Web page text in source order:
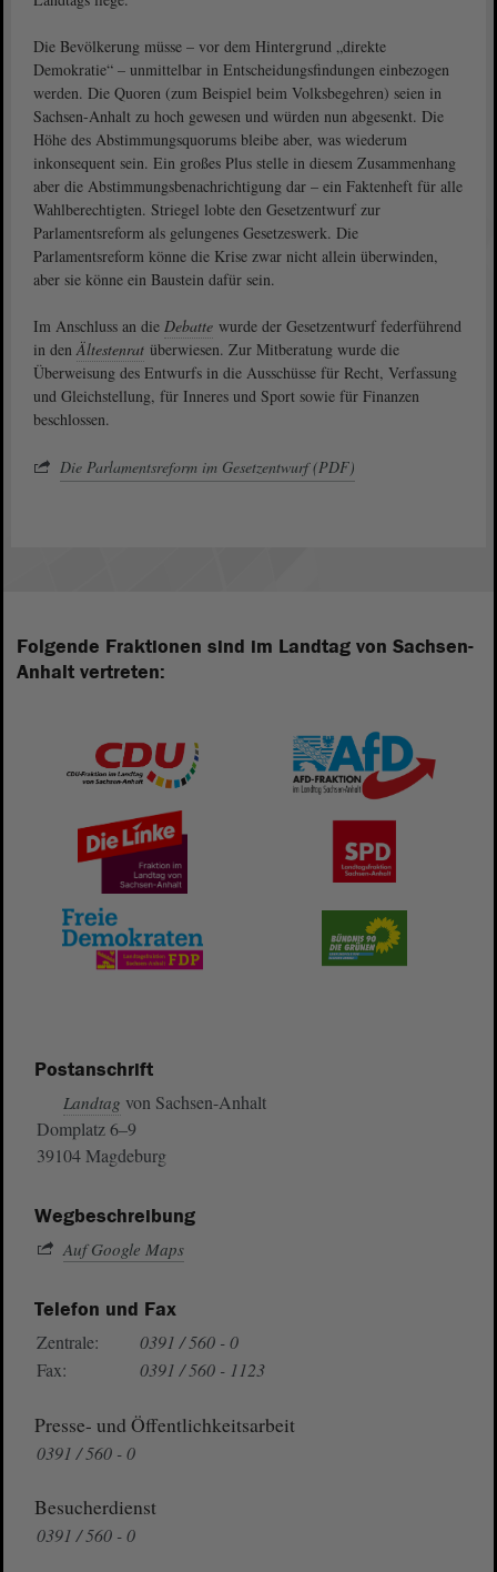
Die Bevölkerung müsse – vor dem Hintergrund „direkte
Demokratie“ – unmittelbar in Entscheidungsfindungen einbezogen
werden. Die Quoren (zum Beispiel beim Volksbegehren) seien in
Sachsen-Anhalt zu hoch gewesen und würden nun abgesenkt. Die
Höhe des Abstimmungsquorums bleibe aber, was wiederum
inkonsequent sein. Ein großes Plus stelle in diesem Zusammenhang
aber die Abstimmungsbenachrichtigung dar – ein Faktenheft für alle
Wahlberechtigten. Striegel lobte den Gesetzentwurf zur
Parlamentsreform als gelungenes Gesetzeswerk. Die
Parlamentsreform könne die Krise zwar nicht allein überwinden,
aber sie könne ein Baustein dafür sein.
Im Anschluss an die Debatte wurde der Gesetzentwurf federführend
in denÄltestenrat überwiesen. Zur Mitberatung wurde die
Überweisung des Entwurfs in die Ausschüsse für Recht, Verfassung
und Gleichstellung, für Inneres und Sport sowie für Finanzen
beschlossen.
Die Parlamentsreform im Gesetzentwurf (PDF)
Folgende Fraktionen sind im Landtag von Sachsen-
Anhalt vertreten:
Postanschrift
Landtag von Sachsen-Anhalt
Domplatz 6–9
39104 Magdeburg
Wegbeschreibung
Auf Google Maps
Telefon und Fax
Zentrale:
0391 / 560 - 0
Fax:
0391 / 560 - 1123
Presse- und Öffentlichkeitsarbeit
0391 / 560 - 0
Besucherdienst
0391 / 560 - 0